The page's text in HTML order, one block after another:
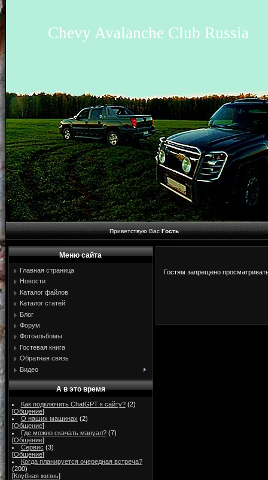
Chevy Avalanche Club Russia
Приветствую Вас Гость
Меню сайта
Главная страница
Новости
Каталог файлов
Каталог статей
Блог
Форум
Фотоальбомы
Гостевая книга
Обратная связь
Видео
А в это время
Как подключить ChatGPT к сайту? (2)
[Общение]
О наших машинах (2)
[Общение]
Где можно скачать мануал? (7)
[Общение]
Сервис (3)
[Общение]
Когда планируется очередная встреча?
(200)
[Клубная жизнь]
Гостям запрещено